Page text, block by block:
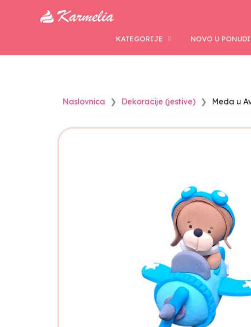
KATEGORIJE NOVO U PONUDI
Naslovnica Dekoracije (jestive) Meda u